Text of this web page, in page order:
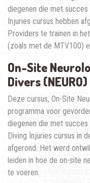
diegenen die met
Injuries cursus hebben
Providers te trainen in
(zoals met de MTV100)
On-Site
Divers (NEURO)
Deze cursus, On-Site
programma voor
diegenen die met
Diving Injuries cursus in
afgerond. Het werd
leiden in hoe de on-site
te voeren.